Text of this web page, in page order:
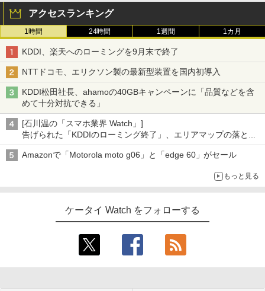
アクセスランキング
1時間 24時間 1週間 1カ月
KDDI、楽天へのローミングを9月末で終了
NTTドコモ、エリクソン製の最新型装置を国内初導入
KDDI松田社長、ahamoの40GBキャンペーンに「品質などを含
めて十分対抗できる」
[石川温の「スマホ業界 Watch」]
告げられた「KDDIのローミング終了」、エリアマップの落とし
穴と楽天モバイルの課題
Amazonで「Motorola moto g06」と「edge 60」がセール
もっと見る
ケータイ Watch をフォローする